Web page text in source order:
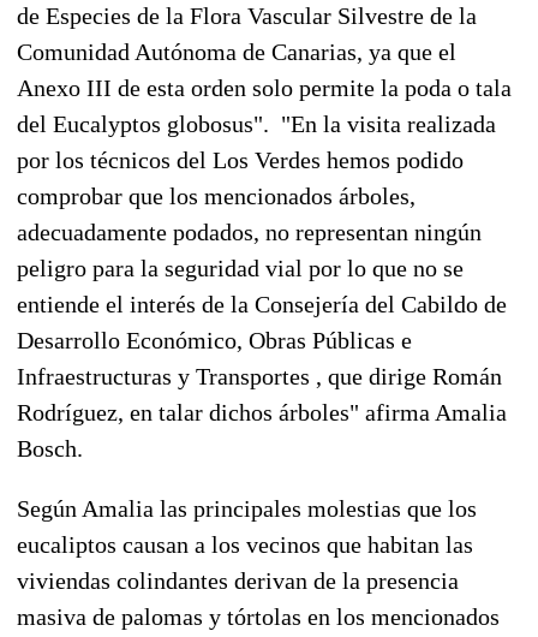
de Especies de la Flora Vascular Silvestre de la
Comunidad Autónoma de Canarias, ya que el
Anexo III de esta orden solo permite la poda o tala
del Eucalyptos globosus". "En la visita realizada
por los técnicos del Los Verdes hemos podido
comprobar que los mencionados árboles,
adecuadamente podados, no representan ningún
peligro para la seguridad vial por lo que no se
entiende el interés de la Consejería del Cabildo de
Desarrollo Económico, Obras Públicas e
Infraestructuras y Transportes , que dirige Román
Rodríguez, en talar dichos árboles" afirma Amalia
Bosch.
Según Amalia las principales molestias que los
eucaliptos causan a los vecinos que habitan las
viviendas colindantes derivan de la presencia
masiva de palomas y tórtolas en los mencionados